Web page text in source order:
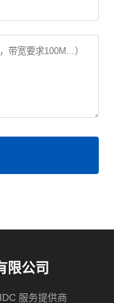
限公司
服务提供商